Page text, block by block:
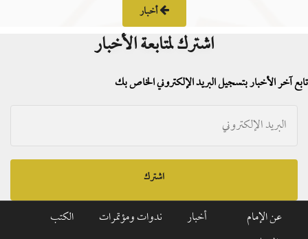
أخبار
اشترك لمتابعة الأخبار
تابع آخر الأخبار بتسجيل البريد الإلكتروني الخاص بك
اشترك
عن الإمام أخبار ندوات ومؤتمرات
الكتب